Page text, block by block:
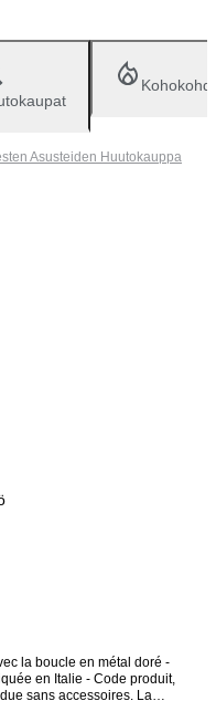
Asusteiden Huutokauppa
la boucle en métal doré -
sans accessoires. La